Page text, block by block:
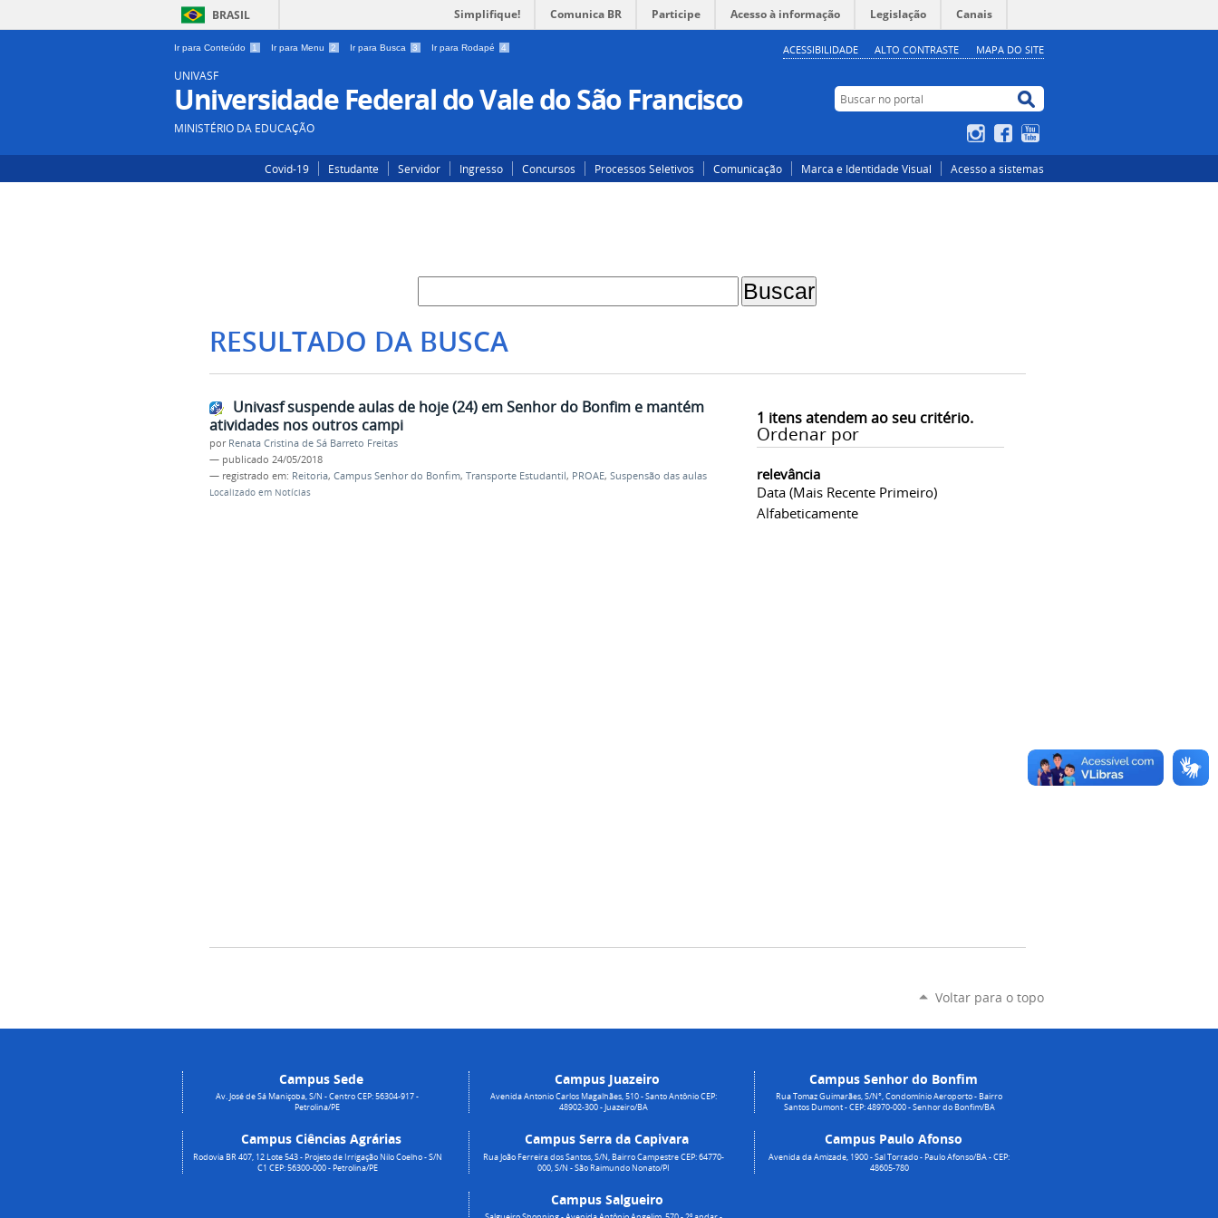
BRASIL Simplifique! Comunica BR Participe Acesso à informação Legislação Canais
Ir para Conteúdo 1 Ir para Menu 2 Ir para Busca 3 Ir para Rodapé 4 ACESSIBILIDADE ALTO CONTRASTE MAPA DO SITE
UNIVASF
Universidade Federal do Vale do São Francisco
MINISTÉRIO DA EDUCAÇÃO
Buscar no portal
Buscar no portal
InstagramFacebook
Covid-19 Estudante Servidor Ingresso Concursos Processos Seletivos Comunicação Marca e Identidade Visual Acesso a sistemas
RESULTADO DA BUSCA
1 itens atendem ao seu critério.
Ordenar por
relevância
Data (mais Recente Primeiro)
Alfabeticamente
Univasf suspende aulas de hoje (24) em Senhor do Bonfim e mantém
atividades nos outros campi
por Renata Cristina de Sá Barreto Freitas
— publicado 24/05/2018
— registrado em: Reitoria, Campus Senhor do Bonfim, Transporte Estudantil, PROAE, Suspensão das aulas
Localizado em Notícias
Voltar para o topo
Campus Sede
Av. José de Sá Maniçoba, S/N - Centro CEP: 56304-917 -
Petrolina/PE
Campus Ciências Agrárias
Rodovia BR 407, 12 Lote 543 - Projeto de Irrigação Nilo Coelho - S/N
C1 CEP: 56300-000 - Petrolina/PE
Campus Juazeiro
Avenida Antonio Carlos Magalhães, 510 - Santo Antônio CEP:
48902-300 - Juazeiro/BA
Campus Serra da Capivara
Rua João Ferreira dos Santos, S/N, Bairro Campestre CEP: 64770-
000, S/N - São Raimundo Nonato/PI
Campus Salgueiro
Campus Senhor do Bonfim
Rua Tomaz Guimarães, S/N°, Condomínio Aeroporto - Bairro
Santos Dumont - CEP: 48970-000 - Senhor do Bonfim/BA
Campus Paulo Afonso
Avenida da Amizade, 1900 - Sal Torrado - Paulo Afonso/BA - CEP:
48605-780